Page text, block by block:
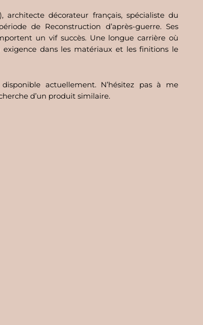
architecte décorateur français, spécialiste du
de Reconstruction d’après-guerre. Ses
un vif succès. Une longue carrière où
dans les matériaux et les finitions le
actuellement. N’hésitez pas à me
d’un produit similaire.